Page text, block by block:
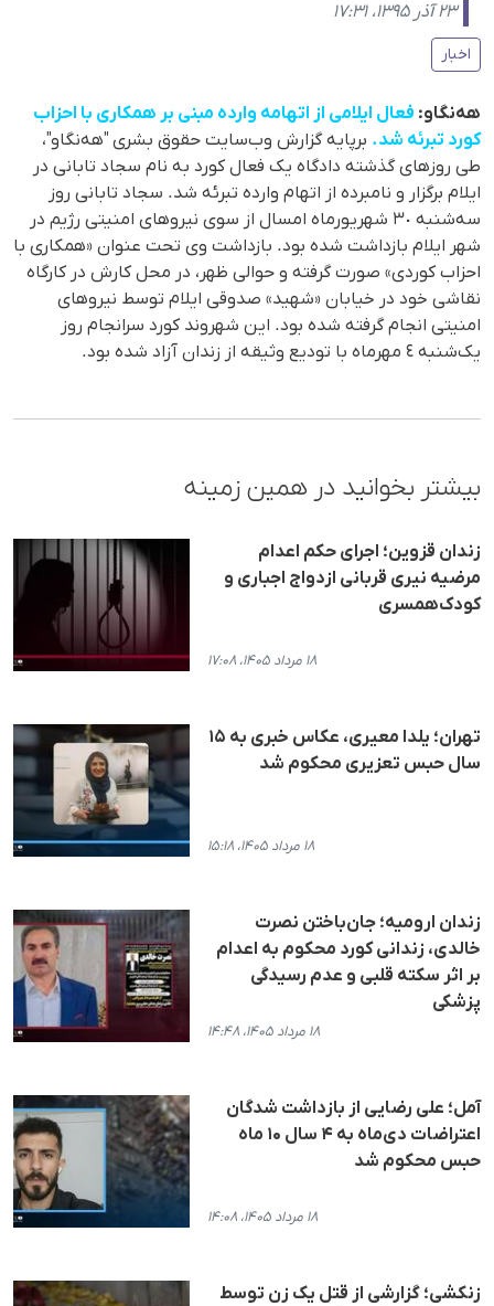
۲۳ آذر ۱۳۹۵، ۱۷:۳۱
اخبار
هەنگاو: فعال ایلامی از اتهامە واردە مبنی بر همکاری با احزاب
کورد تبرئە شد. برپایە گزارش‌ وب‌سایت حقوق بشری "هەنگاو"،
طی روزهای گذشتە دادگاه یک فعال کورد بە نام سجاد تابانی در
ایلام برگزار و نامبردە از اتهام واردە تبرئە شد. سجاد تابانی روز
سەشنبە ٣٠ شهریورماه امسال از سوی نیروهای امنیتی رژیم در
شهر ایلام بازداشت شدە بود. بازداشت وی تحت عنوان «همکاری با
احزاب کوردی» صورت گرفته و حوالی ظهر، در محل کارش در کارگاه
نقاشی خود در خیابان «شهید» صدوقی ایلام توسط نیروهای
امنیتی انجام گرفته‌ شده بود. این شهروند کورد سرانجام روز
یک‌شنبە ٤ مهرماه با تودیع وثیقە از زندان آزاد شدە بود.
بیشتر بخوانید در همین زمینه
زندان قزوین؛ اجرای حکم اعدام
مرضیه نیری قربانی ازدواج اجباری و
کودک‌همسری
۱۸ مرداد ۱۴۰۵، ۱۷:۰۸
تهران؛ یلدا معیری، عکاس خبری به ۱۵
سال حبس تعزیری محکوم شد
۱۸ مرداد ۱۴۰۵، ۱۵:۱۸
زندان ارومیه؛ جان‌باختن نصرت
خالدی، زندانی کورد محکوم به اعدام
بر اثر سکته قلبی و عدم رسیدگی
پزشکی
۱۸ مرداد ۱۴۰۵، ۱۴:۴۸
آمل؛ علی رضایی از بازداشت شدگان
اعتراضات دی‌ماه به ۴ سال ۱۰ ماه
حبس محکوم شد
۱۸ مرداد ۱۴۰۵، ۱۴:۰۸
زنکشی؛ گزارشی از قتل یک زن توسط